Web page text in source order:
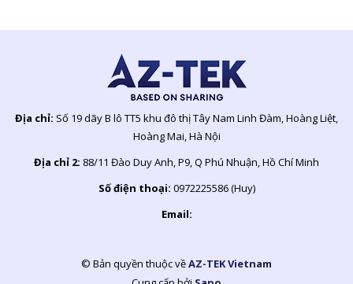
Địa chỉ: Số 19 dãy B lô TT5 khu đô thị Tây Nam Linh Đàm, Hoàng Liệt,
Hoàng Mai, Hà Nội
Địa chỉ 2: 88/11 Đào Duy Anh, P9, Q Phú Nhuận, Hồ Chí Minh
Số điện thoại: 0972225586 (Huy)
Email:
© Bản quyền thuộc vềAZ-TEK Vietnam